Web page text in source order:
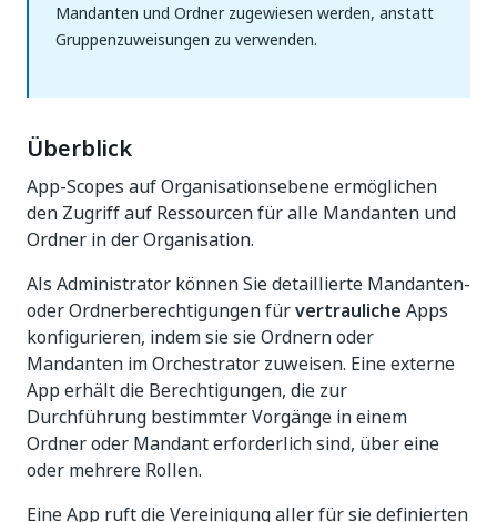
Mandanten und Ordner zugewiesen werden, anstatt
Gruppenzuweisungen zu verwenden.
Überblick
App-Scopes auf Organisationsebene ermöglichen
den Zugriff auf Ressourcen für alle Mandanten und
Ordner in der Organisation.
Als Administrator können Sie detaillierte Mandanten-
oder Ordnerberechtigungen fürvertrauliche Apps
konfigurieren, indem sie sie Ordnern oder
Mandanten im Orchestrator zuweisen. Eine externe
App erhält die Berechtigungen, die zur
Durchführung bestimmter Vorgänge in einem
Ordner oder Mandant erforderlich sind, über eine
oder mehrere Rollen.
Eine App ruft die Vereinigung aller für sie definierten